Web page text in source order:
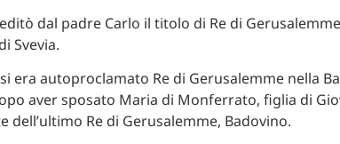
dal padre Carlo il titolo di Re di
Svevia.
era autoproclamato Re di Gerusalemme nella
aver sposato Maria di Monferrato, figlia di
dell’ultimo Re di Gerusalemme, Badovino.